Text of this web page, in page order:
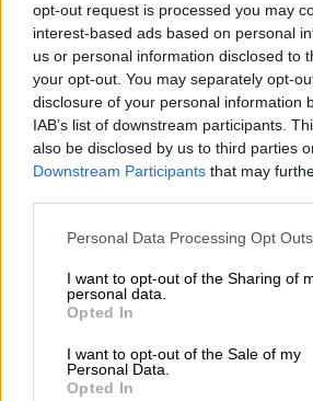
opt-out request is processed you may
interest-based ads based on personal
us or personal information disclosed to
your opt-out. You may separately opt-
disclosure of your personal information
IAB’s list of downstream participants.
also be disclosed by us to third parties
Downstream Participants that may
Personal Data Processing Opt Outs
I want to opt-out of the Sharing of
personal data.
Opted In
I want to opt-out of the Sale of my
Personal Data.
Opted In
22:39
10.000 φορές η διεθνής επιστημονική
στο έργο του – Ποιος είναι ο Έλληνας
Κοντοβουνήσιος
Μιχάλης Τάτσης, Insurance & Healthcare
Επιχειρηματικής Ανάπτυξης Ομίλου HHG
06.08.2026 - 13:30
Διαμεσολαβητής στον πελάτη κλάδου